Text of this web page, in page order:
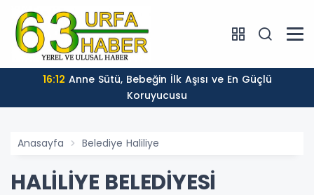
16:12
Koruyucusu
Anasayfa Belediye Haliliye
HALİLİYE BELEDİYESİ